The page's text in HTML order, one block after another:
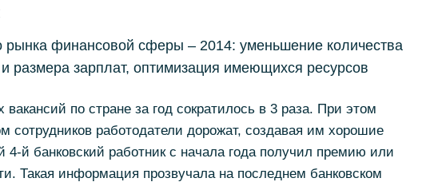
рынка финансовой сферы – 2014: уменьшение количества
и размера зарплат, оптимизация имеющихся ресурсов
вакансий по стране за год сократилось в 3 раза. При этом
сотрудников работодатели дорожат, создавая им хорошие
4-й банковский работник с начала года получил премию или
Такая информация прозвучала на последнем банковском